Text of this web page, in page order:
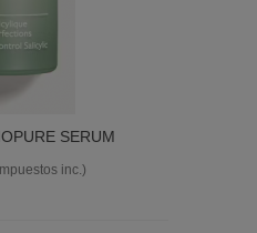
SERUM
inc.)